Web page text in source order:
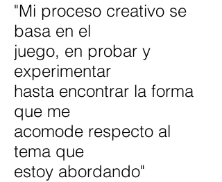
"Mi proceso creativo se
basa en el
juego, en probar y
experimentar
hasta encontrar la forma
que me
acomode respecto al
tema que
estoy abordando"